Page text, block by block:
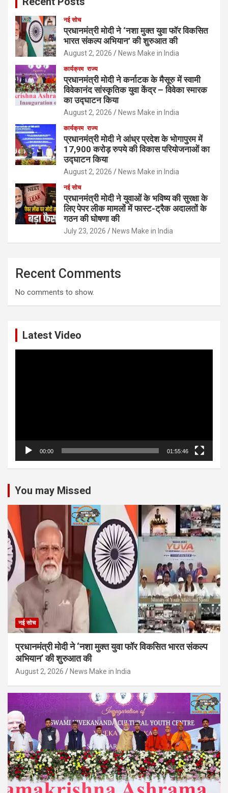
नई सोच
प्रधानमंत्री मोदी ने ‘नशा मुक्त युवा फॉर विकसित
भारत संकल्प अभियान’ की शुरुआत की
August 2, 2026 News Make in India
कार्यक्रम राज्य
प्रधानमंत्री मोदी ने कर्नाटक के मैसूरु में स्वामी
विवेकानंद सांस्कृतिक युवा केंद्र – विवेका स्मारक
का उद्घाटन किया
August 2, 2026 News Make in India
कार्यक्रम राज्य
प्रधानमंत्री मोदी ने आंध्र प्रदेश के भोगापुरम में
17,900 करोड़ रुपये की विकास परियोजनाओं का
उद्घाटन किया
August 2, 2026 News Make in India
नई सोच
प्रधानमंत्री मोदी ने युवाओं के भविष्य की सुरक्षा के
लिए पेपर लीक मामलों में फास्ट-ट्रैक अदालतों के
गठन की घोषणा की
July 23, 2026 News Make in India
Recent Comments
No comments to show.
Latest Video
00:00 01:55:46
You may Missed
नई सोच
प्रधानमंत्री मोदी ने ‘नशा मुक्त युवा फॉर विकसित भारत संकल्प
अभियान’ की शुरुआत की
August 2, 2026 News Make in India